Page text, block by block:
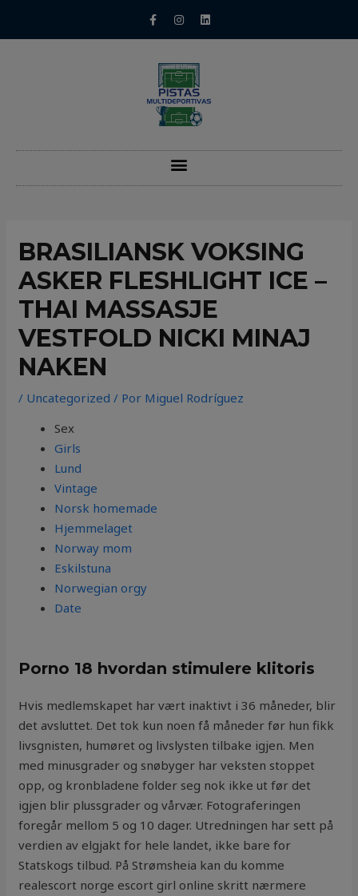
BRASILIANSK VOKSING
ASKER FLESHLIGHT ICE –
THAI MASSASJE
VESTFOLD NICKI MINAJ
NAKEN
/ Uncategorized / Por Miguel Rodríguez
Sex
Girls
Lund
Vintage
Norsk homemade
Hjemmelaget
Norway mom
Eskilstuna
Norwegian orgy
Date
Porno 18 hvordan stimulere klitoris
Hvis medlemskapet har vært inaktivt i 36 måneder, blir
det avsluttet. Det tok kun noen få måneder før hun fikk
livsgnisten, humøret og livslysten tilbake igjen. Men
med minusgrader og snøbyger har veksten stoppet
opp, og kronbladene folder seg nok ikke ut før det
igjen blir plussgrader og vårvær. Fotograferingen
foregår mellom 5 og 10 dager. Utredningen har sett på
verdien av elgjakt for hele landet, ikke bare for
Statskogs tilbud. På Strømsheia kan du komme
realescort norge escort girl online skritt nærmere